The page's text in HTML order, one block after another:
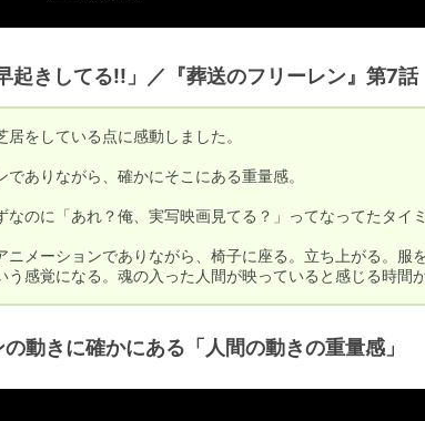
起きしてる!!」／『葬送のフリーレン』第7
をしている点に感動しました。
でありながら、確かにそこにある重量感。
なのに「あれ？俺、実写映画見てる？」ってなってたタイ
ニメーションでありながら、椅子に座る。立ち上がる。服
う感覚になる。魂の入った人間が映っていると感じる時間
動きに確かにある「人間の動きの重量感」